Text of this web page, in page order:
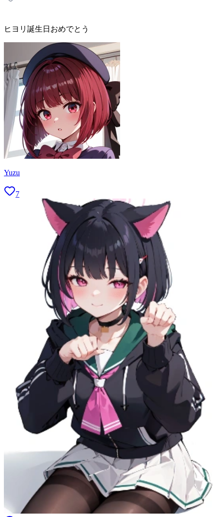
ヒヨリ誕生日おめでとう
Yuzu
7